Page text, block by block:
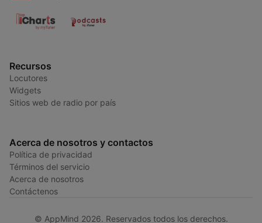
Recursos
Locutores
Widgets
Sitios web de radio por país
Acerca de nosotros y contactos
Política de privacidad
Términos del servicio
Acerca de nosotros
Contáctenos
© AppMind 2026. Reservados todos los derechos.